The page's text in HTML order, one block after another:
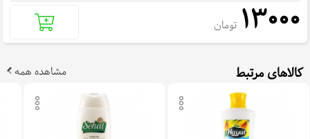
13000 تومان
کالاهای مرتبط مشاهده همه